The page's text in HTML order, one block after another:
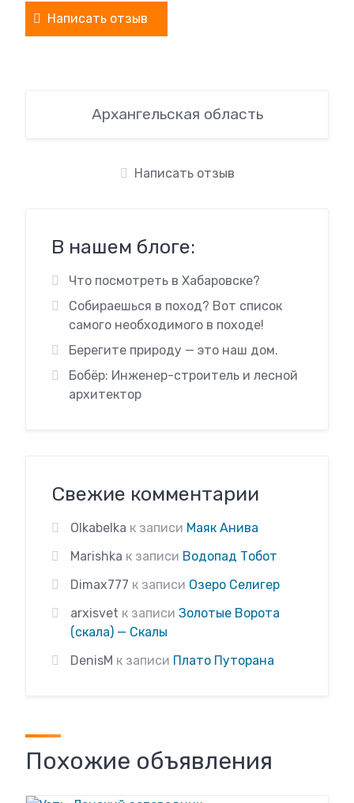
Написать отзыв
Архангельская область
Написать отзыв
В нашем блоге:
Что посмотреть в Хабаровске?
Собираешься в поход? Вот список
самого необходимого в походе!
Берегите природу — это наш дом.
Бобёр: Инженер-строитель и лесной
архитектор
Свежие комментарии
Olkabelka к записи Маяк Анива
Marishka к записи Водопад Тобот
Dimax777 к записи Озеро Селигер
arxisvet к записи Золотые Ворота
(скала) — Скалы
DenisM к записи Плато Путорана
Похожие объявления